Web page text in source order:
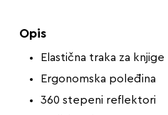
Opis
Elastična traka za knjige
Ergonomska poleđina
360 stepeni reflektori